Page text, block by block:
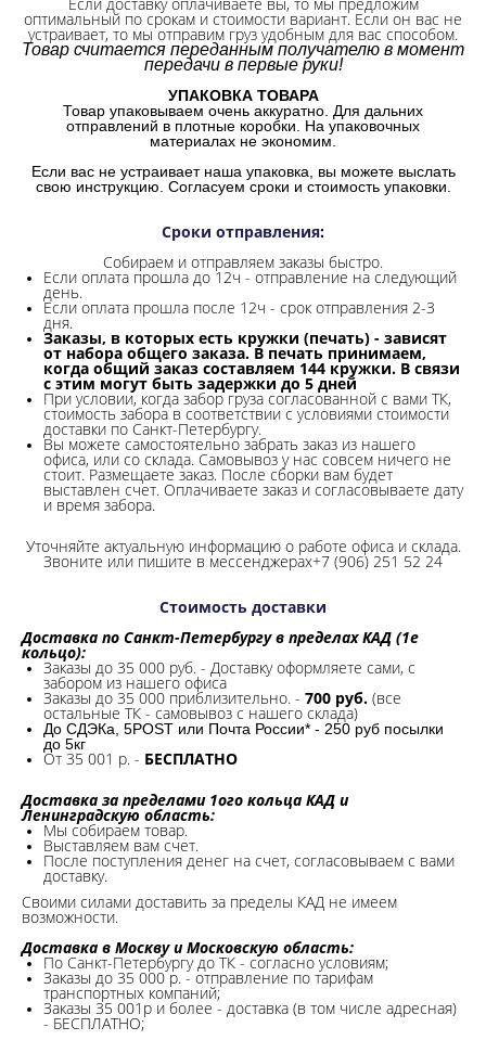
оптимальный по срокам и стоимости вариант. Если он вас не
устраивает, то мы отправим груз удобным для вас способом.
Товар считается переданным получателю в момент
передачи в первые руки!
УПАКОВКА ТОВАРА
Товар упаковываем очень аккуратно. Для дальних
отправлений в плотные коробки. На упаковочных
материалах не экономим.
Если вас не устраивает наша упаковка, вы можете выслать
свою инструкцию. Согласуем сроки и стоимость упаковки.
Сроки отправления:
Собираем и отправляем заказы быстро.
Если оплата прошла до 12ч - отправление на следующий
день.
Если оплата прошла после 12ч - срок отправления 2-3
дня.
Заказы, в которых есть кружки (печать) - зависят
от набора общего заказа. В печать принимаем,
когда общий заказ составляем 144 кружки. В связи
с этим могут быть задержки до 5 дней
При условии, когда забор груза согласованной с вами ТК,
стоимость забора в соответствии с условиями стоимости
доставки по Санкт-Петербургу.
Вы можете самостоятельно забрать заказ из нашего
офиса, или со склада. Самовывоз у нас совсем ничего не
стоит. Размещаете заказ. После сборки вам будет
выставлен счет. Оплачиваете заказ и согласовываете дату
и время забора.
Уточняйте актуальную информацию о работе офиса и склада.
Звоните или пишите в мессенджерах+7 (906) 251 52 24
Стоимость доставки
Доставка по Санкт-Петербургу в пределах КАД (1е
кольцо):
Заказы до 35 000 руб. - Доставку оформляете сами, с
забором из нашего офиса
Заказы до 35 000 приблизительно. - 700 руб. (все
остальные ТК - самовывоз с нашего склада)
До СДЭКа, 5POST или Почта России* - 250 руб посылки
до 5кг
От 35 001 р. - БЕСПЛАТНО
Доставка за пределами 1ого кольца КАД и
Ленинградскую область:
Мы собираем товар.
Выставляем вам счет.
После поступления денег на счет, согласовываем с вами
доставку.
Своими силами доставить за пределы КАД не имеем
возможности.​
Доставка в Москву и Московскую область:
По Санкт-Петербургу до ТК - согласно условиям;
Заказы до 35 000 р. - отправление по тарифам
транспортных компаний;
Заказы 35 001р и более - доставка (в том числе адресная)
- БЕСПЛАТНО;